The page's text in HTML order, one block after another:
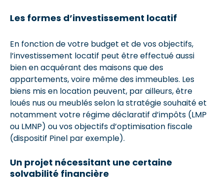
Les formes d’investissement locatif
En fonction de votre budget et de vos objectifs,
l’investissement locatif peut être effectué aussi
bien en acquérant des maisons que des
appartements, voire même des immeubles. Les
biens mis en location peuvent, par ailleurs, être
loués nus ou meublés selon la stratégie souhaité et
notamment votre régime déclaratif d’impôts (LMP
ou LMNP) ou vos objectifs d’optimisation fiscale
(dispositif Pinel par exemple).
Un projet nécessitant une certaine
solvabilité financière